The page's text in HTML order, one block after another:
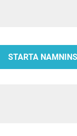
STARTA